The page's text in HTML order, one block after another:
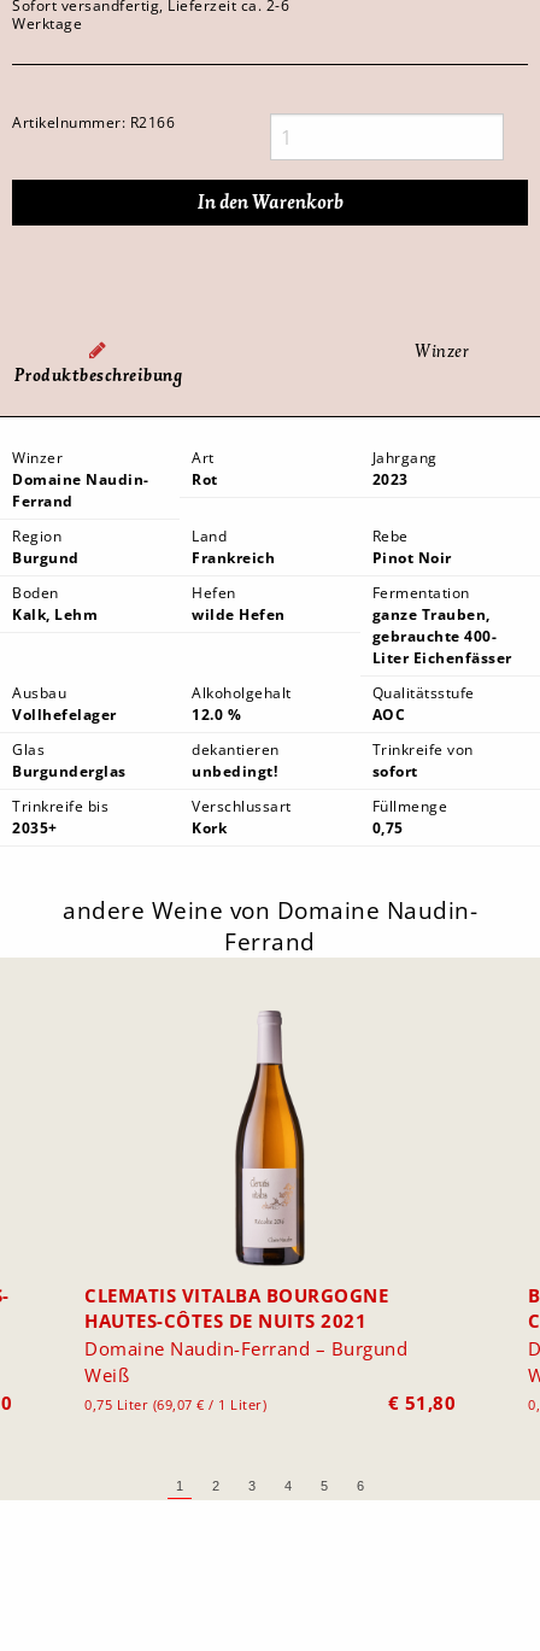
Sofort versandfertig, Lieferzeit ca. 2-6
Werktage
Artikelnummer: R2166
Produktbeschreibung
Winzer
Winzer
Domaine Naudin-
Ferrand
Art
Rot
Jahrgang
2023
Region
Burgund
Land
Frankreich
Rebe
Pinot Noir
Boden
Kalk, Lehm
Hefen
wilde Hefen
Fermentation
ganze Trauben,
gebrauchte 400-
Liter Eichenfässer
Ausbau
Vollhefelager
Alkoholgehalt
12.0 %
Qualitätsstufe
AOC
Glas
Burgunderglas
dekantieren
unbedingt!
Trinkreife von
sofort
Trinkreife bis
2035+
Verschlussart
Kork
Füllmenge
0,75
andere Weine von Domaine Naudin-
Ferrand
CLEMATIS VITALBA BOURGOGNE
HAUTES-CÔTES DE NUITS 2021
Domaine Naudin-Ferrand – Burgund
Weiß
0,75 Liter (69,07 € / 1 Liter) € 51,80
1 2 3 4 5 6